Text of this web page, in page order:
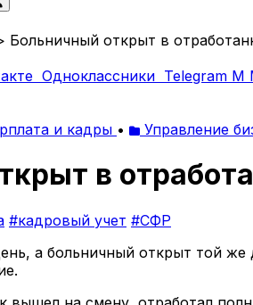
Больничный открыт в
Одноклассники Telegram M
и кадры • Управление
в
#кадровый учет #СФР
а больничный открыт той